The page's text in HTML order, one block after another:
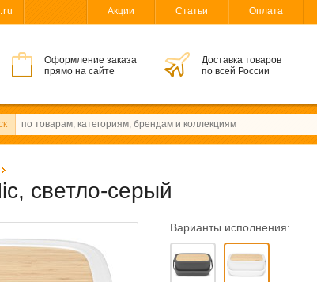
Акции Статьи Оплата
Оформление заказа
прямо на сайте
Доставка товаров
по всей России
светло-серый
Варианты исполнения: